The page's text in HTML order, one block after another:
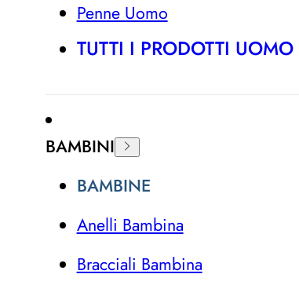
Penne Uomo
TUTTI I PRODOTTI UOMO
BAMBINI
BAMBINE
Anelli Bambina
Bracciali Bambina